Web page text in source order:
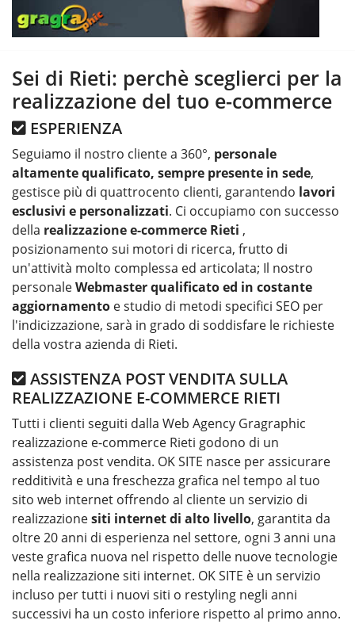
Sei di Rieti: perchè sceglierci per la
realizzazione del tuo e-commerce
ESPERIENZA
Seguiamo il nostro cliente a 360°, personale
altamente qualificato, sempre presente in sede,
gestisce più di quattrocento clienti, garantendo lavori
esclusivi e personalizzati. Ci occupiamo con successo
della realizzazione e-commerce Rieti ,
posizionamento sui motori di ricerca, frutto di
un'attività molto complessa ed articolata; Il nostro
personaleWebmaster qualificato ed in costante
aggiornamento e studio di metodi specifici SEO per
l'indicizzazione, sarà in grado di soddisfare le richieste
della vostra azienda di Rieti.
ASSISTENZA POST VENDITA SULLA
REALIZZAZIONE E-COMMERCE RIETI
Tutti i clienti seguiti dalla Web Agency Gragraphic
realizzazione e-commerce Rieti godono di un
assistenza post vendita. OK SITE nasce per assicurare
redditività e una freschezza grafica nel tempo al tuo
sito web internet offrendo al cliente un servizio di
realizzazionesiti internet di alto livello, garantita da
oltre 20 anni di esperienza nel settore, ogni 3 anni una
veste grafica nuova nel rispetto delle nuove tecnologie
nella realizzazione siti internet. OK SITE è un servizio
incluso per tutti i nuovi siti o restyling negli anni
successivi ha un costo inferiore rispetto al primo anno.